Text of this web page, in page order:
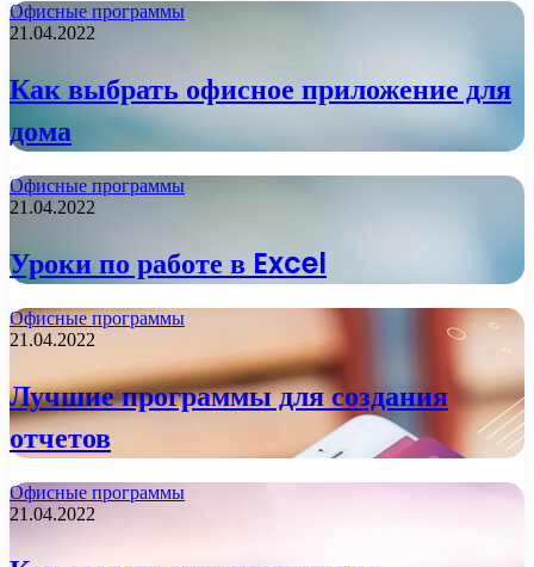
Офисные программы
21.04.2022
Как выбрать офисное приложение для
дома
Офисные программы
21.04.2022
Уроки по работе в Excel
Офисные программы
21.04.2022
Лучшие программы для создания
отчетов
Офисные программы
21.04.2022